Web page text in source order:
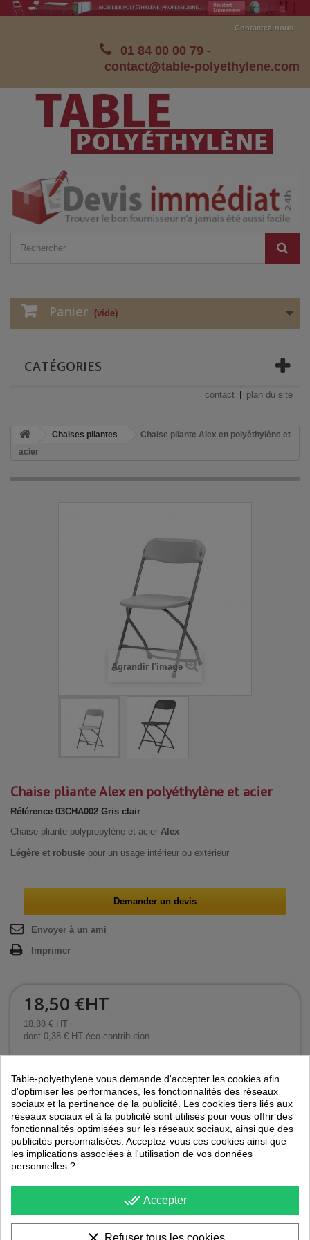
Contactez-nous
01 84 00 00 79 -
contact@table-polyethylene.com
Panier (vide)
CATÉGORIES
contact plan du site
Chaises pliantes
Chaise pliante Alex en polyéthylène et
acier
Agrandir l'image
Chaise pliante Alex en polyéthylène et acier
Référence 03CHA002 Gris clair
Chaise pliante polypropylène et acier Alex
Légère et robuste pour un usage intérieur ou extérieur
Demander un devis
Envoyer à un ami
Imprimer
18,50 €HT
18,88 € HT
dont 0,38 € HT éco-contribution
Quantité :
Ce produit n'est pas vendu à l'unité. Vous devez sélectionner au
moins8quantité pour ce produit.
COULEUR :
Ajouter au panier
Table-polyethylene vous demande d'accepter les cookies afin
d'optimiser les performances, les fonctionnalités des réseaux
sociaux et la pertinence de la publicité. Les cookies tiers liés aux
réseaux sociaux et à la publicité sont utilisés pour vous offrir des
fonctionnalités optimisées sur les réseaux sociaux, ainsi que des
publicités personnalisées. Acceptez-vous ces cookies ainsi que
les implications associées à l'utilisation de vos données
personnelles ?
done_all Accepter
Refuser tous les cookies